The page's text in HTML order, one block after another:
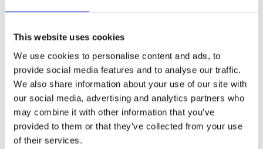
This website uses cookies
We use cookies to personalise content and ads, to
provide social media features and to analyse our traffic.
We also share information about your use of our site with
our social media, advertising and analytics partners who
may combine it with other information that you’ve
provided to them or that they’ve collected from your use
of their services.
märkta*
Kommentar
Namn*